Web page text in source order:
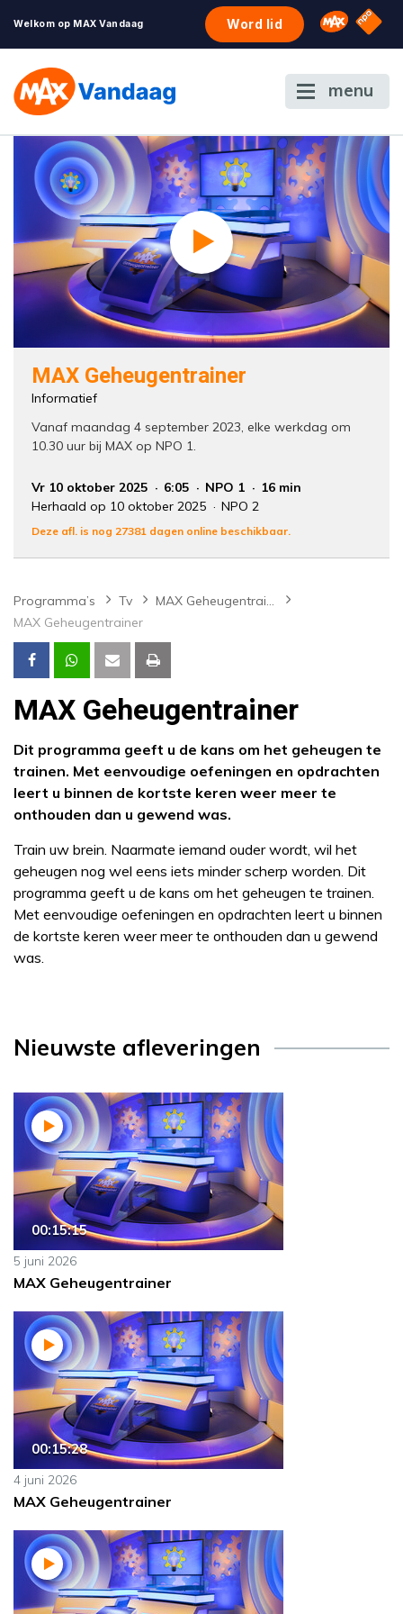
Welkom op MAX Vandaag Word lid Omroep
NPO
menu
MAX Geheugentrainer
Informatief
Vanaf maandag 4 september 2023, elke werkdag om
10.30 uur bij MAX op NPO 1.
Vr 10 oktober 2025 6:05 NPO 1
16 min
Herhaald op 10 oktober 2025
NPO 2
Deze afl. is nog 27381 dagen online beschikbaar.
Programma’s Tv
MAX Geheugentrainer
MAX Geheugentrainer
MAX Geheugentrainer
Dit programma geeft u de kans om het geheugen te
trainen. Met eenvoudige oefeningen en opdrachten
leert u binnen de kortste keren weer meer te
onthouden dan u gewend was.
Train uw brein. Naarmate iemand ouder wordt, wil het
geheugen nog wel eens iets minder scherp worden. Dit
programma geeft u de kans om het geheugen te trainen.
Met eenvoudige oefeningen en opdrachten leert u binnen
de kortste keren weer meer te onthouden dan u gewend
was.
Nieuwste afleveringen
00:15:15
5 juni 2026
MAX Geheugentrainer
00:15:28
4 juni 2026
MAX Geheugentrainer